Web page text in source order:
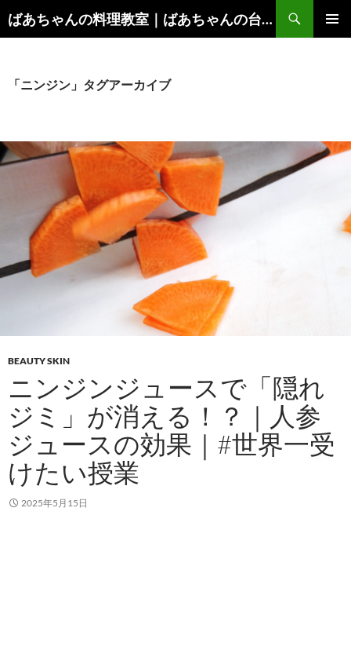
ン
キ
ッ
ばあちゃんの料理教室｜ばあちゃんの台所から学ぶ、食と健康の知恵
索
「ニンジン」タグアーカイブ
BEAUTY SKIN
ニンジンジュースで「隠れ
ジミ」が消える！？｜人参
ジュースの効果｜#世界一受
けたい授業
2025年5月15日